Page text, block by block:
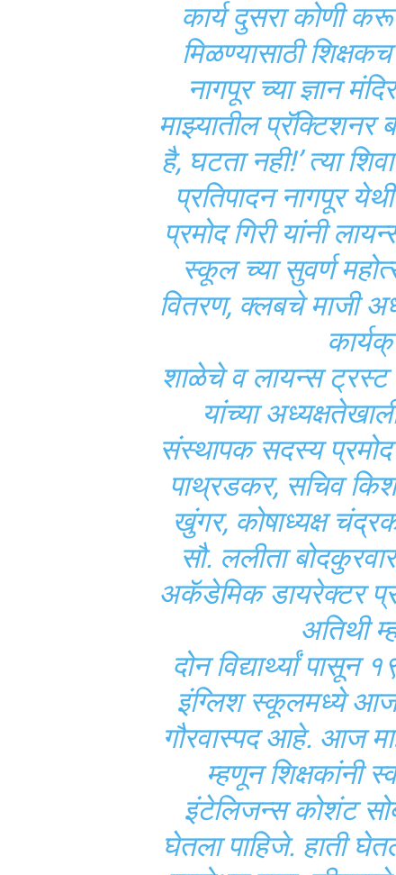
कार्य दुसरा कोणी करू
मिळण्यासाठी
नागपूर च्या ज्ञान
माझ्यातील प्रॅक्टिशनर
है, घटता नही!’ त्या
प्रतिपादन नागपूर
प्रमोद गिरी यांनी
स्कूल च्या सुवर्ण
वितरण, क्लबचे माजी
शाळेचे व लायन्स ट्रस्ट
यांच्या
संस्थापक सदस्य
पाथ्रडकर, सचिव
खुंगर, कोषाध्यक्ष
सौ. ललीता
अकॅडेमिक डायरेक्टर
अतिथी
दोन विद्यार्थ्यां
इंग्लिश स्कूलमध्ये आज
गौरवास्पद आहे. आज
म्हणून शिक्षकांनी
इंटेलिजन्स कोशंट
घेतला पाहिजे. हाती